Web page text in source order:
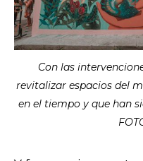
Con las
revitalizar espacios del
en el tiempo y que han